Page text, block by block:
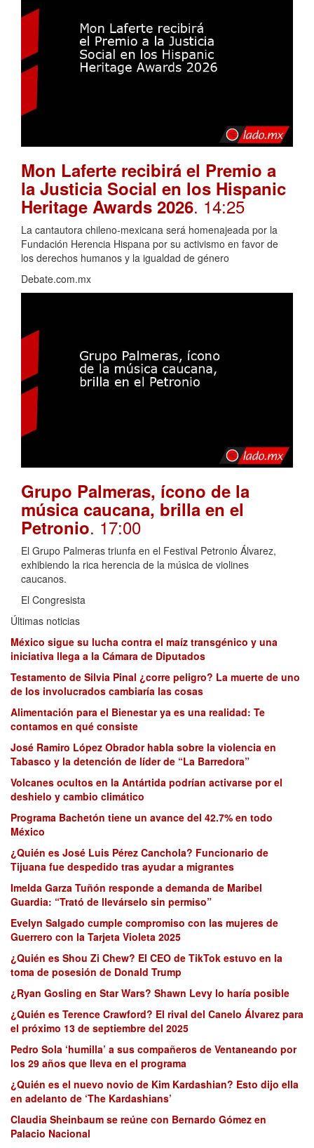
Mon Laferte recibirá el Premio a
la Justicia Social en los Hispanic
Heritage Awards 2026. 14:25
La cantautora chileno-mexicana será homenajeada por la
Fundación Herencia Hispana por su activismo en favor de
los derechos humanos y la igualdad de género
Debate.com.mx
Grupo Palmeras, ícono de la
música caucana, brilla en el
Petronio. 17:00
El Grupo Palmeras triunfa en el Festival Petronio Álvarez,
exhibiendo la rica herencia de la música de violines
caucanos.
El Congresista
Últimas noticias
México sigue su lucha contra el maíz transgénico y una
iniciativa llega a la Cámara de Diputados
Testamento de Silvia Pinal ¿corre peligro? La muerte de uno
de los involucrados cambiaría las cosas
Alimentación para el Bienestar ya es una realidad: Te
contamos en qué consiste
José Ramiro López Obrador habla sobre la violencia en
Tabasco y la detención de líder de “La Barredora”
Volcanes ocultos en la Antártida podrían activarse por el
deshielo y cambio climático
Programa Bachetón tiene un avance del 42.7% en todo
México
¿Quién es José Luis Pérez Canchola? Funcionario de
Tijuana fue despedido tras ayudar a migrantes
Imelda Garza Tuñón responde a demanda de Maribel
Guardia: “Trató de llevárselo sin permiso”
Evelyn Salgado cumple compromiso con las mujeres de
Guerrero con la Tarjeta Violeta 2025
¿Quién es Shou Zi Chew? El CEO de TikTok estuvo en la
toma de posesión de Donald Trump
¿Ryan Gosling en Star Wars? Shawn Levy lo haría posible
¿Quién es Terence Crawford? El rival del Canelo Álvarez para
el próximo 13 de septiembre del 2025
Pedro Sola ‘humilla’ a sus compañeros de Ventaneando por
los 29 años que lleva en el programa
¿Quién es el nuevo novio de Kim Kardashian? Esto dijo ella
en adelanto de ‘The Kardashians’
Claudia Sheinbaum se reúne con Bernardo Gómez en
Palacio Nacional